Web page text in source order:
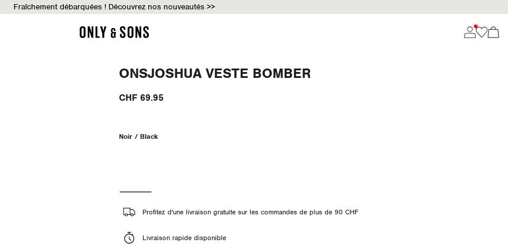
Fraîchement débarquées ! Découvrez nos nouveautés >>
ONSJOSHUA VESTE BOMBER
CHF 69.95
Noir / Black
Profitez d'une livraison gratuite sur les commandes de plus de 90 CHF
Livraison rapide disponible